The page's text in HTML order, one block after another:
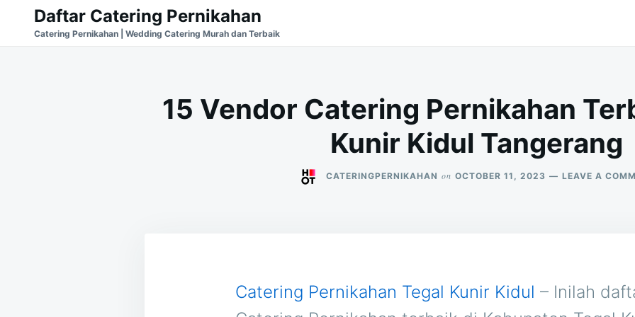
Search
for:
Daftar Catering Pernikahan
Catering Pernikahan | Wedding Catering Murah dan Terbaik
15 Vendor Catering Pernikahan
Kunir Kidul Tangerang
CATERINGPERNIKAHAN on OCTOBER 11, 2023 LEAVE A
Catering Pernikahan Tegal Kunir Kidul – Inilah